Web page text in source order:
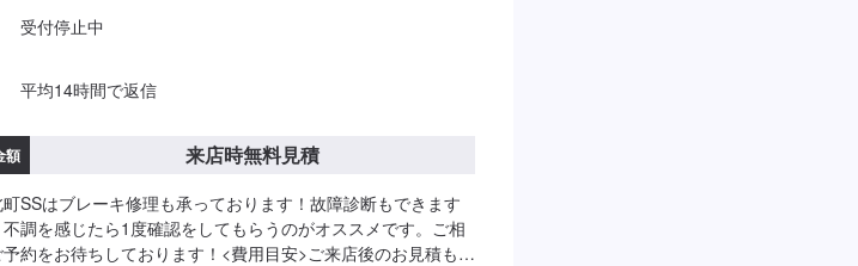
受付停止中
平均14時間で返信
額 来店時無料見積
SSはブレーキ修理も承っております！故障診断もできます
調を感じたら1度確認をしてもらうのがオススメです。ご相
約をお待ちしております！<費用目安>ご来店後のお見積もり